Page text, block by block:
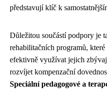
představují klíč k
Důležitou součástí podpory je
rehabilitačních programů,
efektivně využívat jejich
rozvíjet kompenzační
Speciální pedagogové a